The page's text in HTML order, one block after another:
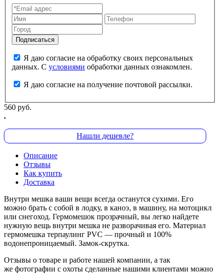
данных. С условиями обработки данных ознакомлен.
Я даю согласие на получение почтовой рассылки.
560 руб.
.
Нашли дешевле?
Описание
Отзывы
Как купить
Доставка
Внутри мешка ваши вещи всегда останутся сухими. Его
можно брать с собой в лодку, в каноэ, в машину, на мотоцикл
или снегоход. Гермомешок прозрачный, вы легко найдете
нужную вещь внутри мешка не разворачивая его. Материал
гермомешка терпаулинг PVC — прочный и 100%
водонепроницаемый. Замок-скрутка.
Отзывы о товаре и работе нашей компании, а так
же фотографии с охоты сделанные нашими клиентами можно